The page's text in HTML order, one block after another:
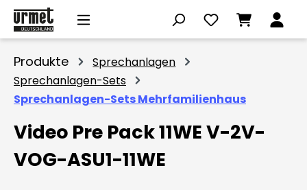
Zum Hauptinhalt springen
Produkte
Sprechanlagen
Sprechanlagen-Sets
Sprechanlagen-Sets Mehrfamilienhaus
Video Pre Pack 11WE V-2V-
VOG-ASU1-11WE